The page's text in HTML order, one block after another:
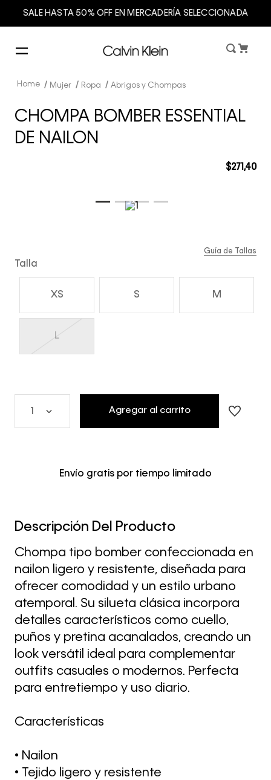
SALE HASTA 50% OFF EN MERCADERÍA SELECCIONADA
Mujer Ropa Abrigos y Chompas
CHOMPA BOMBER ESSENTIAL
DE NAILON
$271 ,40
Talla
XS S M
L
Guía de Tallas
Agregar al carrito
Envío gratis por tiempo limitado
Descripción Del Producto
Chompa tipo bomber confeccionada en
nailon ligero y resistente, diseñada para
ofrecer comodidad y un estilo urbano
atemporal. Su silueta clásica incorpora
detalles característicos como cuello,
puños y pretina acanalados, creando un
look versátil ideal para complementar
outfits casuales o modernos. Perfecta
para entretiempo y uso diario.
Características
• Nailon
• Tejido ligero y resistente